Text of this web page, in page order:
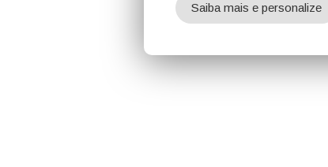
Saiba mais e personalize